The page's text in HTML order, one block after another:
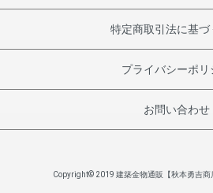
特定商取引法に基づ
プライバシーポリ
お問い合わせ
Copyright© 2019 建築金物通販【秋本勇吉商